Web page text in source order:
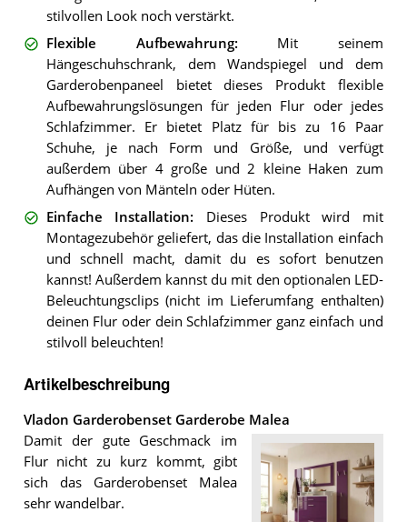
stilvollen Look noch verstärkt.
Flexible Aufbewahrung: Mit seinem
Hängeschuhschrank, dem Wandspiegel und dem
Garderobenpaneel bietet dieses Produkt flexible
Aufbewahrungslösungen für jeden Flur oder jedes
Schlafzimmer. Er bietet Platz für bis zu 16 Paar
Schuhe, je nach Form und Größe, und verfügt
außerdem über 4 große und 2 kleine Haken zum
Aufhängen von Mänteln oder Hüten.
Einfache Installation: Dieses Produkt wird mit
Montagezubehör geliefert, das die Installation einfach
und schnell macht, damit du es sofort benutzen
kannst! Außerdem kannst du mit den optionalen LED-
Beleuchtungsclips (nicht im Lieferumfang enthalten)
deinen Flur oder dein Schlafzimmer ganz einfach und
stilvoll beleuchten!
Artikelbeschreibung
Vladon Garderobenset Garderobe Malea
Damit der gute Geschmack im
Flur nicht zu kurz kommt, gibt
sich das Garderobenset Malea
sehr wandelbar.